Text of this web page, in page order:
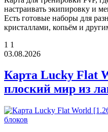
настраивать экипировку и
Есть готовые наборы для
кристаллами, копьём и
1 1
03.08.2026
Карта Lucky Flat
плоский мир из